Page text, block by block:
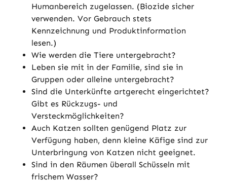
Humanbereich zugelassen. (Biozide sicher
verwenden. Vor Gebrauch stets
Kennzeichnung und Produktinformation
lesen.)
Wie werden die Tiere untergebracht?
Leben sie mit in der Familie, sind sie in
Gruppen oder alleine untergebracht?
Sind die Unterkünfte artgerecht eingerichtet?
Gibt es Rückzugs- und
Versteckmöglichkeiten?
Auch Katzen sollten genügend Platz zur
Verfügung haben, denn kleine Käfige sind zur
Unterbringung von Katzen nicht geeignet.
Sind in den Räumen überall Schüsseln mit
frischem Wasser?